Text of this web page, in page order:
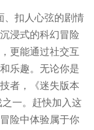
、扣人心弦的剧情
浸式的科幻冒险
更能通过社交互
乐趣。无论你是
者，《迷失版本
一。赶快加入这
险中体验属于你